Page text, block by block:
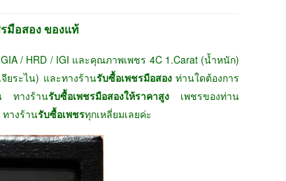
มือสอง ของแท้
/ HRD / IGI และคุณภาพเพชร 4C 1.Carat (น้ำหนัก)
ยระไน) และทางร้านรับซื้อเพชรมือสอง ท่านใดต้องการ
น ทางร้านรับซื้อเพชรมือสองให้ราคาสูง เพชรของท่าน
ทางร้านรับซื้อเพชรทุกเหลี่ยมเลยค่ะ